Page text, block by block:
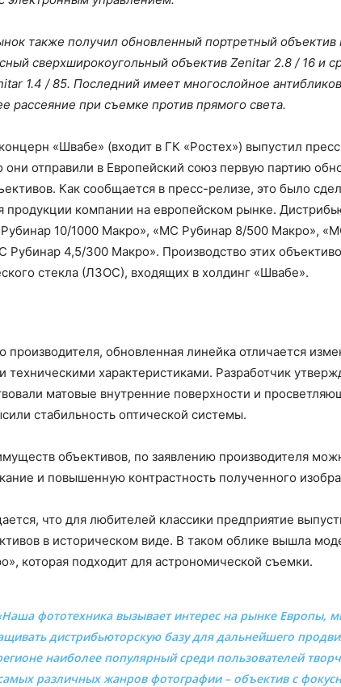
также получил обновленный портретный объектив
сверхширокоугольный объектив Zenitar 2.8 / 16 и
1.4 / 85. Последний имеет многослойное
рассеяние при съемке против прямого света.
«Швабе» (входит в ГК «Ростех») выпустил
они отправили в Европейский союз первую партию
Как сообщается в пресс-релизе, это было
продукции компании на европейском рынке.
10/1000 Макро», «МС Рубинар 8/500 Макро»,
Рубинар 4,5/300 Макро». Производство этих
стекла (ЛЗОС), входящих в холдинг «Швабе».
производителя, обновленная линейка отличается
характеристиками. Разработчик
матовые внутренние поверхности и
стабильность оптической системы.
объективов, по заявлению производителя
и повышенную контрастность полученного
что для любителей классики предприятие
в историческом виде. В таком облике вышла
которая подходит для астрономической съемки.
фототехника вызывает интерес на рынке Европы,
дистрибьюторскую базу для дальнейшего
наиболее популярный среди пользователей
различных жанров фотографии – объектив с